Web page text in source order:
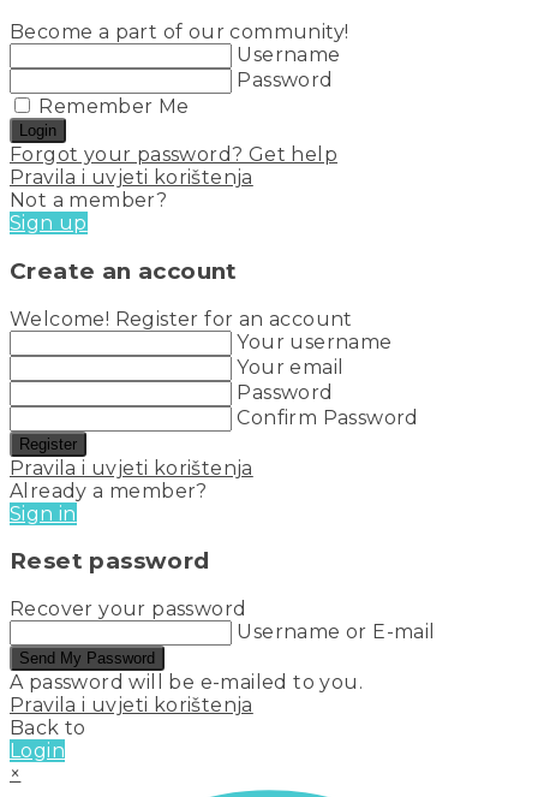
Become a part of our community!
Username
Password
Remember Me
Login
Forgot your password? Get help
Pravila i uvjeti korištenja
Not a member?
Sign up
Create an account
Welcome! Register for an account
Your username
Your email
Password
Confirm Password
Register
Pravila i uvjeti korištenja
Already a member?
Sign in
Reset password
Recover your password
Username or E-mail
Send My Password
A password will be e-mailed to you.
Pravila i uvjeti korištenja
Back to
Login
×